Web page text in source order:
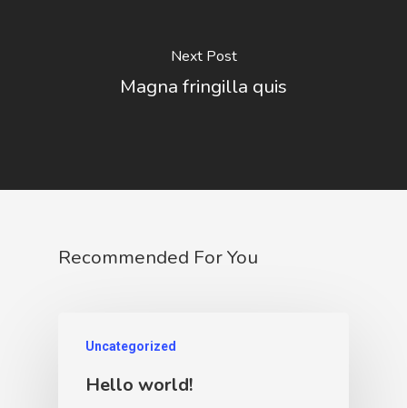
Next Post
Magna fringilla quis
Recommended For You
Uncategorized
Hello world!